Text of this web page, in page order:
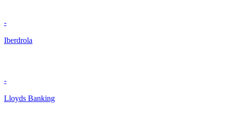
-
Iberdrola
-
Lloyds Banking